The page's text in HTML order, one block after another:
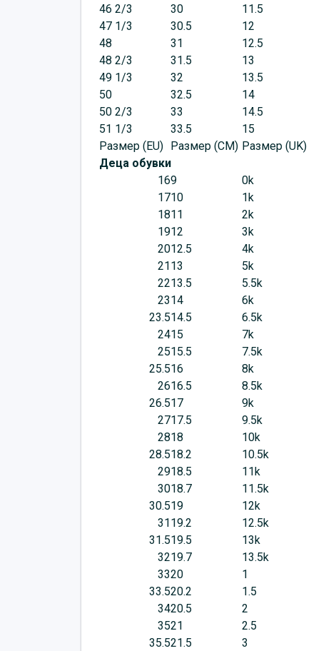
46 2/3
30
11.5
47 1/3
30.5
12
48
31
12.5
48 2/3
31.5
13
49 1/3
32
13.5
50
32.5
14
50 2/3
33
14.5
51 1/3
33.5
15
Размер (EU)
Размер (CM) Размер (UK)
Деца обувки
169
0k
1710
1k
1811
2k
1912
3k
2012.5
4k
21 13
5k
2213.5
5.5k
2314
6k
23.514.5
6.5k
2415
7k
2515.5
7.5k
25.516
8k
2616.5
8.5k
26.517
9k
2717.5
9.5k
2818
10k
28.518.2
10.5k
2918.5
11k
3018.7
11.5k
30.519
12k
31 19.2
12.5k
31.519.5
13k
3219.7
13.5k
3320
1
33.520.2
1.5
3420.5
2
3521
2.5
35.521.5
3